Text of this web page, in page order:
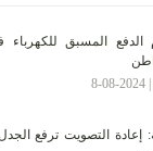
الدفع المسبق للكهرباء
إعادة التصويت ترفع